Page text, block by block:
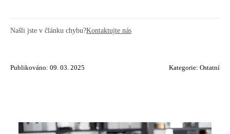
Našli jste v článku chybu?Kontaktujte nás
Publikováno: 09. 03. 2025 Kategorie: Ostatní